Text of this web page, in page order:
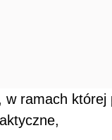
w ramach